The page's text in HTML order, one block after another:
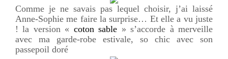
Comme je ne savais pas lequel choisir, j’ai laissé
Anne-Sophie me faire la surprise… Et elle a vu juste
! la version « coton sable » s’accorde à merveille
avec ma garde-robe estivale, so chic avec son
passepoil doré